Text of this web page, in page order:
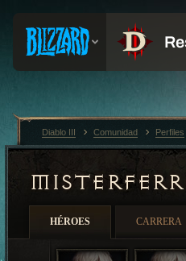
HÉROES CARRERA
Diablo III Comunidad Perfiles